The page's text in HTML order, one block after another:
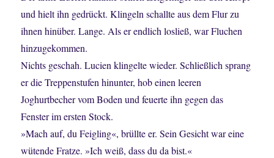
und hielt ihn gedrückt. Klingeln schallte aus dem Flur zu
ihnen hinüber. Lange. Als er endlich losließ, war Fluchen
hinzugekommen.
Nichts geschah. Lucien klingelte wieder. Schließlich sprang
er die Treppenstufen hinunter, hob einen leeren
Joghurtbecher vom Boden und feuerte ihn gegen das
Fenster im ersten Stock.
»Mach auf, du Feigling«, brüllte er. Sein Gesicht war eine
wütende Fratze. »Ich weiß, dass du da bist.«